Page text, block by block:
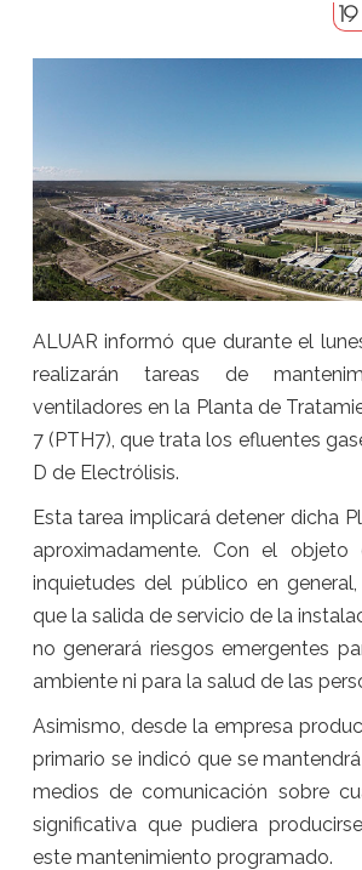
ALUAR informó que durante el
realizarán tareas de
ventiladores en la Planta de
7 (PTH7), que trata los efluentes
D de Electrólisis.
Esta tarea implicará detener dicha
aproximadamente. Con el objeto
inquietudes del público en
que la salida de servicio de la
no generará riesgos emergentes
ambiente ni para la salud de las
Asimismo, desde la empresa
primario se indicó que se
medios de comunicación sobre
significativa que pudiera
este mantenimiento programado.